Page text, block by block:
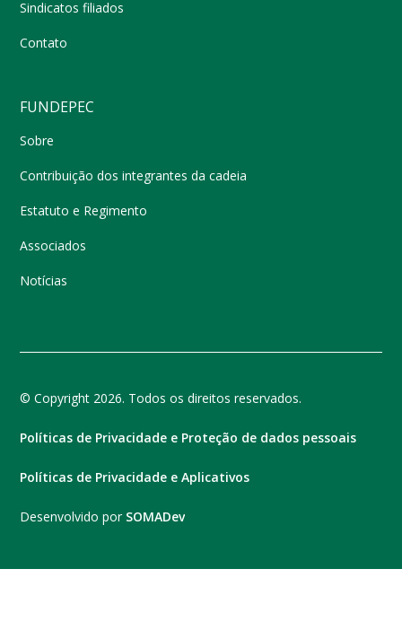
Sindicatos filiados
Contato
FUNDEPEC
Sobre
Contribuição dos integrantes da cadeia
Estatuto e Regimento
Associados
Notícias
© Copyright 2026. Todos os direitos reservados.
Políticas de Privacidade e Proteção de dados pessoais
Políticas de Privacidade e Aplicativos
Desenvolvido por SOMADev